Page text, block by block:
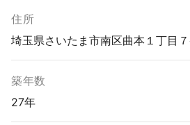
住所
埼玉県さいたま市南区曲本１丁目
築年数
27年